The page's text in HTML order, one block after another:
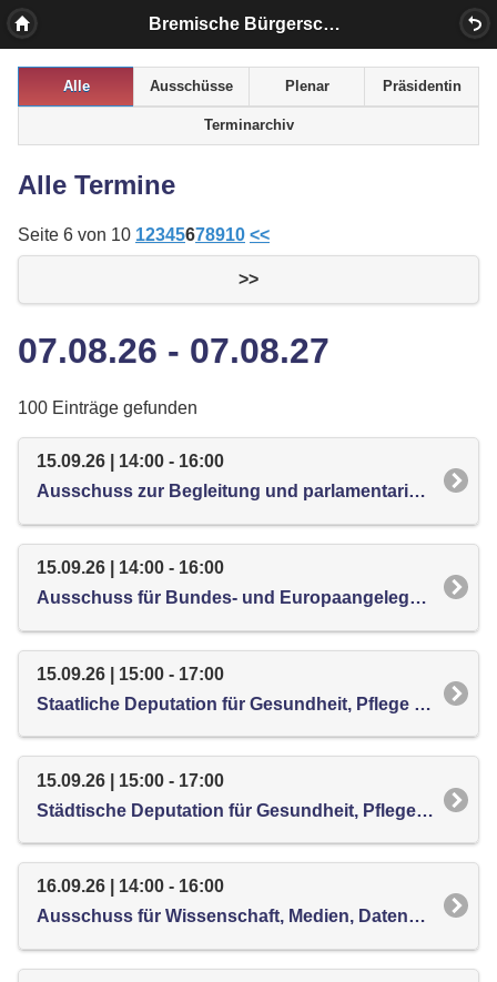
Bremische Bürgerschaft
Alle Ausschüsse Plenar Präsidentin
Terminarchiv
Alle Termine
Seite 6 von 10 12345678910 <<
>>
07.08.26 - 07.08.27
100 Einträge gefunden
15.09.26 | 14:00 - 16:00
Ausschuss zur Begleitung und parlamentarischen Kontrolle der Umsetzung der Empfehlungen der Enquetekommission "Klimaschutzst
15.09.26 | 14:00 - 16:00
Ausschuss für Bundes- und Europaangelegenheiten, internationale Kontakte und Entwicklungszusammenarbeit
15.09.26 | 15:00 - 17:00
Staatliche Deputation für Gesundheit, Pflege und Verbraucherschutz
15.09.26 | 15:00 - 17:00
Städtische Deputation für Gesundheit, Pflege und Verbraucherschutz
16.09.26 | 14:00 - 16:00
Ausschuss für Wissenschaft, Medien, Datenschutz, Informationsfreiheit und Digitalisierung